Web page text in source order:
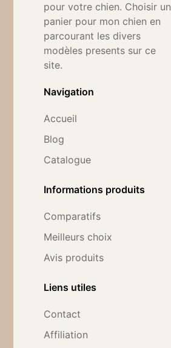
pour votre chien. Choisir un
panier pour mon chien en
parcourant les divers
modèles presents sur ce
site.
Navigation
Accueil
Blog
Catalogue
Informations produits
Comparatifs
Meilleurs choix
Avis produits
Liens utiles
Contact
Affiliation